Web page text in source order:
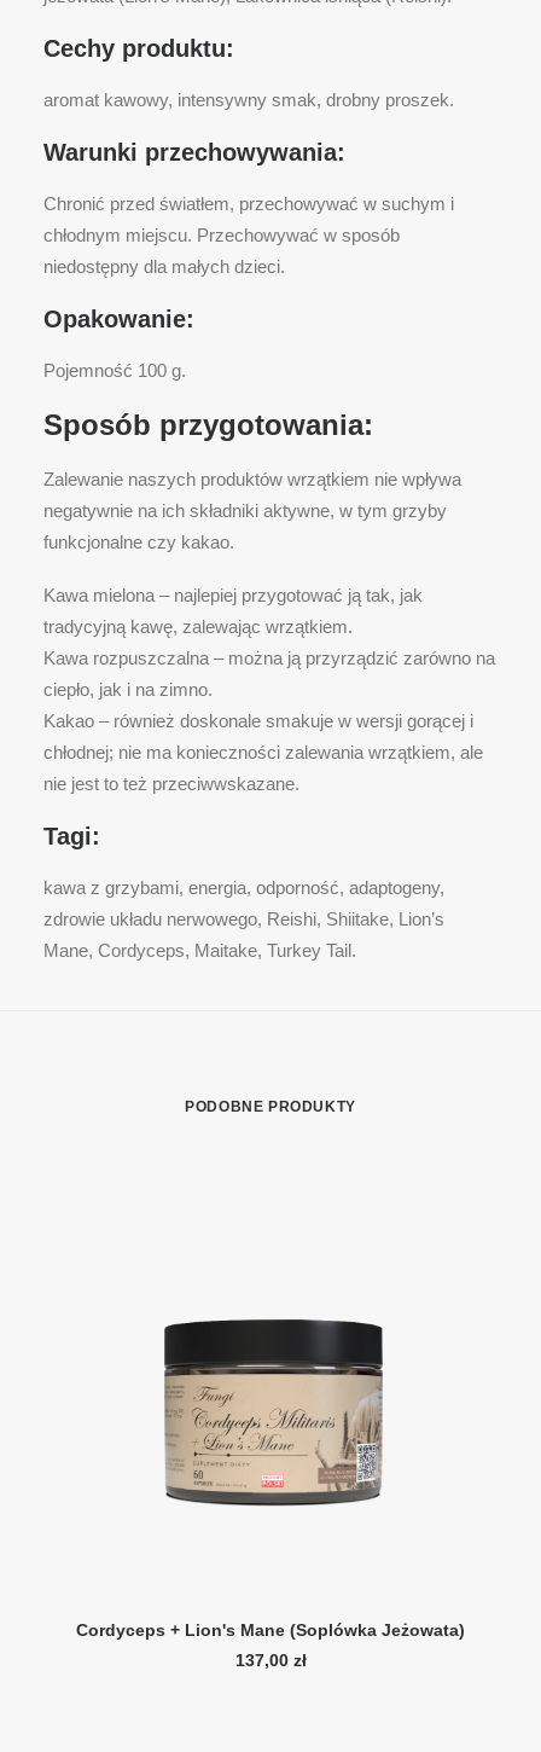
Cechy produktu:
aromat kawowy, intensywny smak, drobny proszek.
Warunki przechowywania:
Chronić przed światłem, przechowywać w suchym i
chłodnym miejscu. Przechowywać w sposób
niedostępny dla małych dzieci.
Opakowanie:
Pojemność 100 g.
Sposób przygotowania:
Zalewanie naszych produktów wrzątkiem nie wpływa
negatywnie na ich składniki aktywne, w tym grzyby
funkcjonalne czy kakao.
Kawa mielona – najlepiej przygotować ją tak, jak
tradycyjną kawę, zalewając wrzątkiem.
Kawa rozpuszczalna – można ją przyrządzić zarówno na
ciepło, jak i na zimno.
Kakao – również doskonale smakuje w wersji gorącej i
chłodnej; nie ma konieczności zalewania wrzątkiem, ale
nie jest to też przeciwwskazane.
Tagi:
kawa z grzybami, energia, odporność, adaptogeny,
zdrowie układu nerwowego, Reishi, Shiitake, Lion’s
Mane, Cordyceps, Maitake, Turkey Tail.
PODOBNE PRODUKTY
DODAJ DO KOSZYKA
Cordyceps + Lion's Mane (Soplówka Jeżowata)
137,00 zł